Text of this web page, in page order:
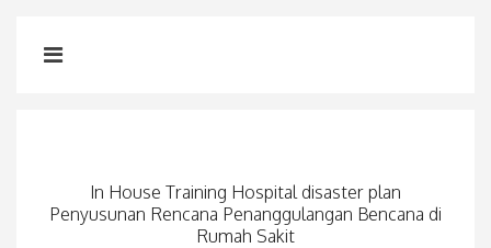
In House Training Hospital disaster plan
Penyusunan Rencana Penanggulangan Bencana di
Rumah Sakit